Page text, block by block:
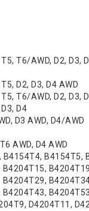
T6/AWD, D2, D3,
D2, D3, D4 AWD
T6/AWD, D2, D3,
D4
D3 AWD, D4/AWD
AWD, D4 AWD
B4154T5,
D4204T11,